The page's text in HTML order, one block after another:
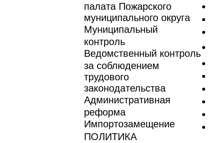
палата Пожарского
муниципального округа
Муниципальный
контроль
Ведомственный контроль
за соблюдением
трудового
законодательства
Административная
реформа
Импортозамещение
ПОЛИТИКА